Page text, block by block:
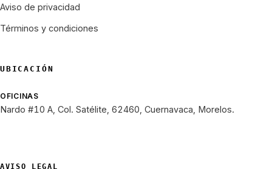
Aviso de privacidad
Términos y condiciones
UBICACIÓN
OFICINAS
Nardo #10 A, Col. Satélite, 62460, Cuernavaca, Morelos.
AVISO LEGAL